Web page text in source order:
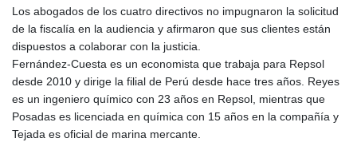
Los abogados de los cuatro directivos no impugnaron la solicitud
de la fiscalía en la audiencia y afirmaron que sus clientes están
dispuestos a colaborar con la justicia.
Fernández-Cuesta es un economista que trabaja para Repsol
desde 2010 y dirige la filial de Perú desde hace tres años. Reyes
es un ingeniero químico con 23 años en Repsol, mientras que
Posadas es licenciada en química con 15 años en la compañía y
Tejada es oficial de marina mercante.